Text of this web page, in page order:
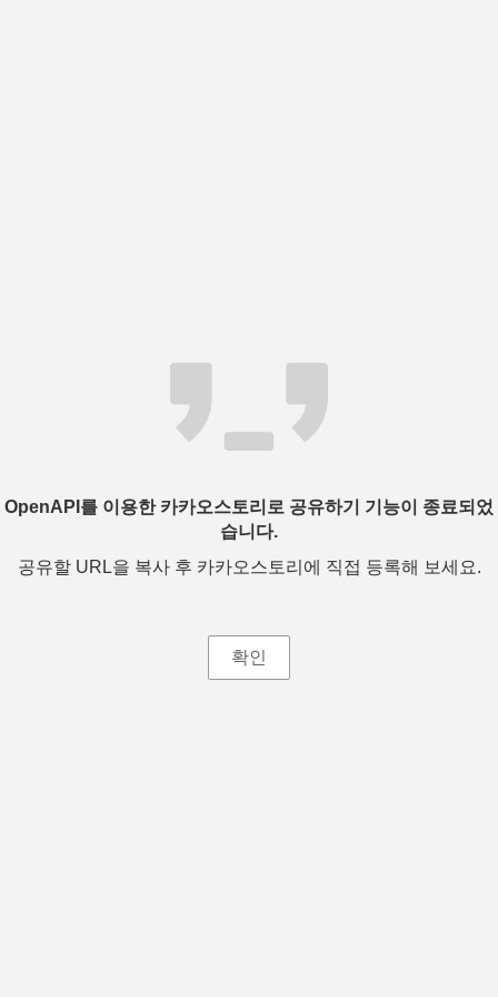
OpenAPI를 이용한 카카오스토리로 공유하기 기능이 종료되었
습니다.
공유할 URL을 복사 후 카카오스토리에 직접 등록해 보세요.
확인